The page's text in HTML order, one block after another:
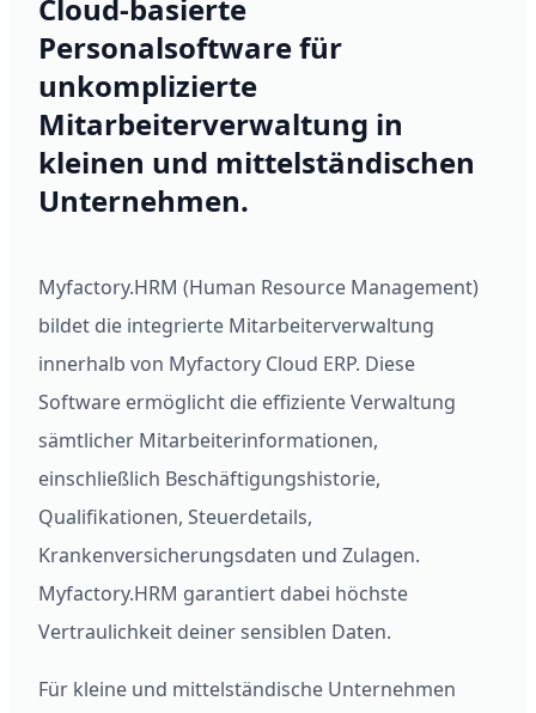
Cloud-basierte
Personalsoftware für
unkomplizierte
Mitarbeiterverwaltung in
kleinen und mittelständischen
Unternehmen.
Myfactory.HRM (Human Resource Management)
bildet die integrierte Mitarbeiterverwaltung
innerhalb von Myfactory Cloud ERP. Diese
Software ermöglicht die effiziente Verwaltung
sämtlicher Mitarbeiterinformationen,
einschließlich Beschäftigungshistorie,
Qualifikationen, Steuerdetails,
Krankenversicherungsdaten und Zulagen.
Myfactory.HRM garantiert dabei höchste
Vertraulichkeit deiner sensiblen Daten.
Für kleine und mittelständische Unternehmen